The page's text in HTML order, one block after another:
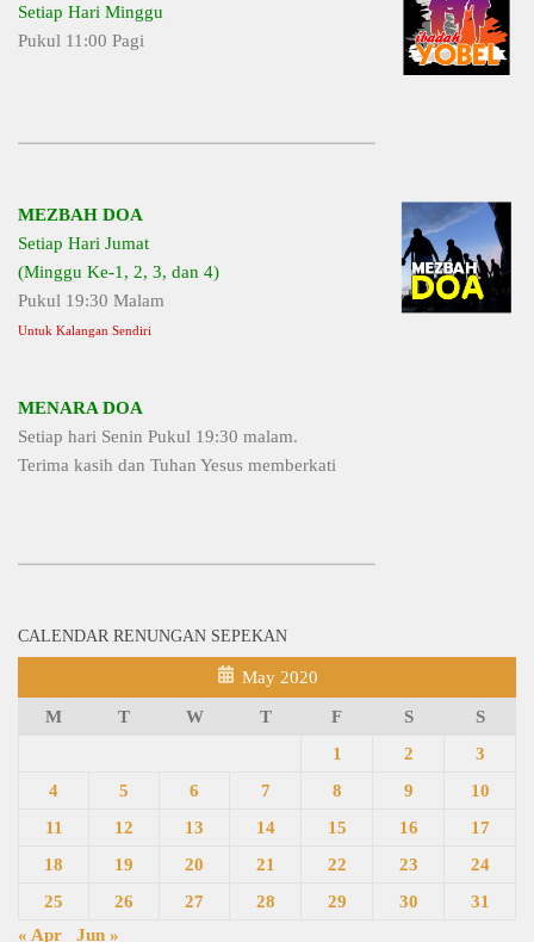
Setiap Hari Minggu
Pukul 11:00 Pagi
MEZBAH DOA
Setiap Hari Jumat
(Minggu Ke-1, 2, 3, dan 4)
Pukul 19:30 Malam
Untuk Kalangan Sendiri
MENARA DOA
Setiap hari Senin Pukul 19:30 malam.
Terima kasih dan Tuhan Yesus memberkati
CALENDAR RENUNGAN SEPEKAN
May 2020
M T W T F S
S
1
2
3
4
5 6 7 8 9
10
11
12 13 14 15 16
17
18
19 20 21 22 23
24
25
26 27 28 29 30
31
« Apr
Jun »